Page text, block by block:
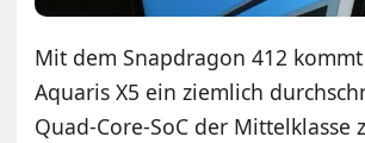
Mit dem Snapdragon 412
Aquaris X5 ein ziemlich
Quad-Core-SoC der Mittelklasse